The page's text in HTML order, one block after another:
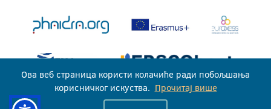
Ова веб страница користи колачиће ради побољшања
корисничког искуства. Прочитај више